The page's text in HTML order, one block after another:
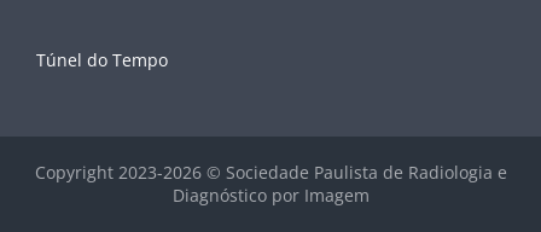
Túnel do Tempo
Copyright 2023-2026 © Sociedade Paulista de Radiologia e
Diagnóstico por Imagem